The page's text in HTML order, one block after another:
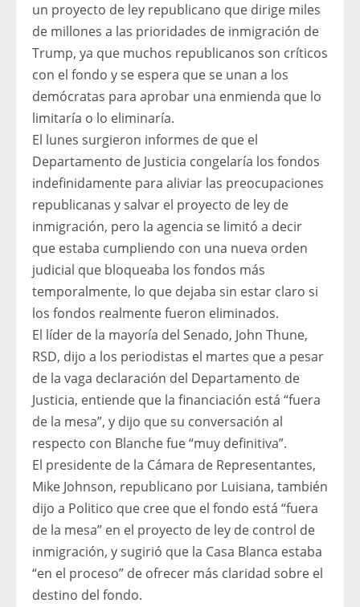
un proyecto de ley republicano que dirige miles
de millones a las prioridades de inmigración de
Trump, ya que muchos republicanos son críticos
con el fondo y se espera que se unan a los
demócratas para aprobar una enmienda que lo
limitaría o lo eliminaría.
El lunes surgieron informes de que el
Departamento de Justicia congelaría los fondos
indefinidamente para aliviar las preocupaciones
republicanas y salvar el proyecto de ley de
inmigración, pero la agencia se limitó a decir
que estaba cumpliendo con una nueva orden
judicial que bloqueaba los fondos más
temporalmente, lo que dejaba sin estar claro si
los fondos realmente fueron eliminados.
El líder de la mayoría del Senado, John Thune,
RSD, dijo a los periodistas el martes que a pesar
de la vaga declaración del Departamento de
Justicia, entiende que la financiación está “fuera
de la mesa”, y dijo que su conversación al
respecto con Blanche fue “muy definitiva”.
El presidente de la Cámara de Representantes,
Mike Johnson, republicano por Luisiana, también
dijo a Politico que cree que el fondo está “fuera
de la mesa” en el proyecto de ley de control de
inmigración, y sugirió que la Casa Blanca estaba
“en el proceso” de ofrecer más claridad sobre el
destino del fondo.